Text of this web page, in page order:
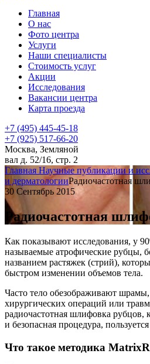
Главная
О нас
Фото центра
Услуги
Наши специалисты
Стоимость услуг
Акции
Исследования
Вакансии центра
Карта проезда
+7 (495) 445-45-18
+7 (925) 517-66-20
Москва, Земляной
вал д. 52/16, стр. 2
Главная Научные публикации и
и дерматологииРадиочастотная
30 Сентябрь 2015
Радиочастотная
Как показывают исследования, у
называемые атрофические рубцы,
названием растяжек (стрий),
быстром изменении объемов тела.
Часто тело обезображивают шрамы,
хирургических операций или
радиочастотная шлифовка рубцов,
и безопасная процедура,
Что такое методика